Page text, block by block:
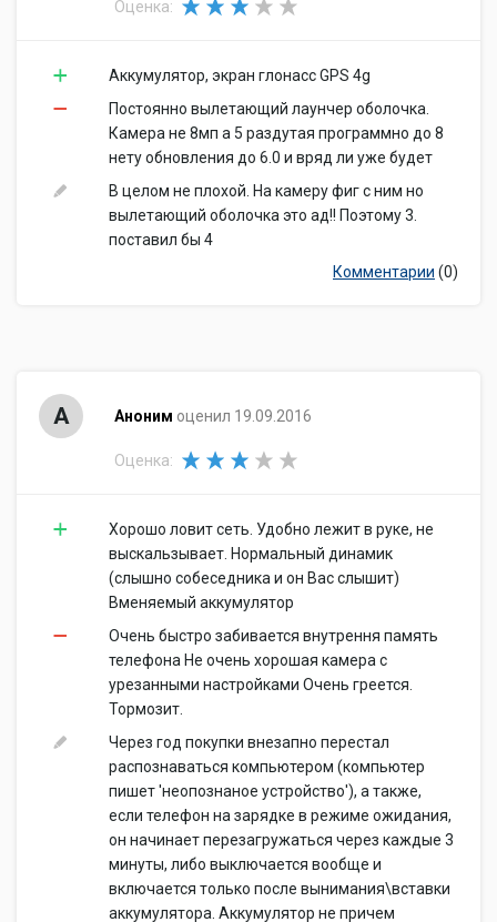
Оценка:
Аккумулятор, экран глонасс GPS 4g
Постоянно вылетающий лаунчер оболочка.
Камера не 8мп а 5 раздутая программно до 8
нету обновления до 6.0 и вряд ли уже будет
В целом не плохой. На камеру фиг с ним но
вылетающий оболочка это ад!! Поэтому 3.
поставил бы 4
Комментарии (0)
А Аноним оценил 19.09.2016
Оценка:
Хорошо ловит сеть. Удобно лежит в руке, не
выскальзывает. Нормальный динамик
(слышно собеседника и он Вас слышит)
Вменяемый аккумулятор
Очень быстро забивается внутрення память
телефона Не очень хорошая камера с
урезанными настройками Очень греется.
Тормозит.
Через год покупки внезапно перестал
распознаваться компьютером (компьютер
пишет 'неопознаное устройство'), а также,
если телефон на зарядке в режиме ожидания,
он начинает перезагружаться через каждые 3
минуты, либо выключается вообще и
включается только после вынимания\вставки
аккумулятора. Аккумулятор не причем